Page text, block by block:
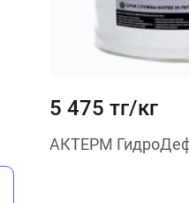
5 475 тг/кг
АКТЕРМ